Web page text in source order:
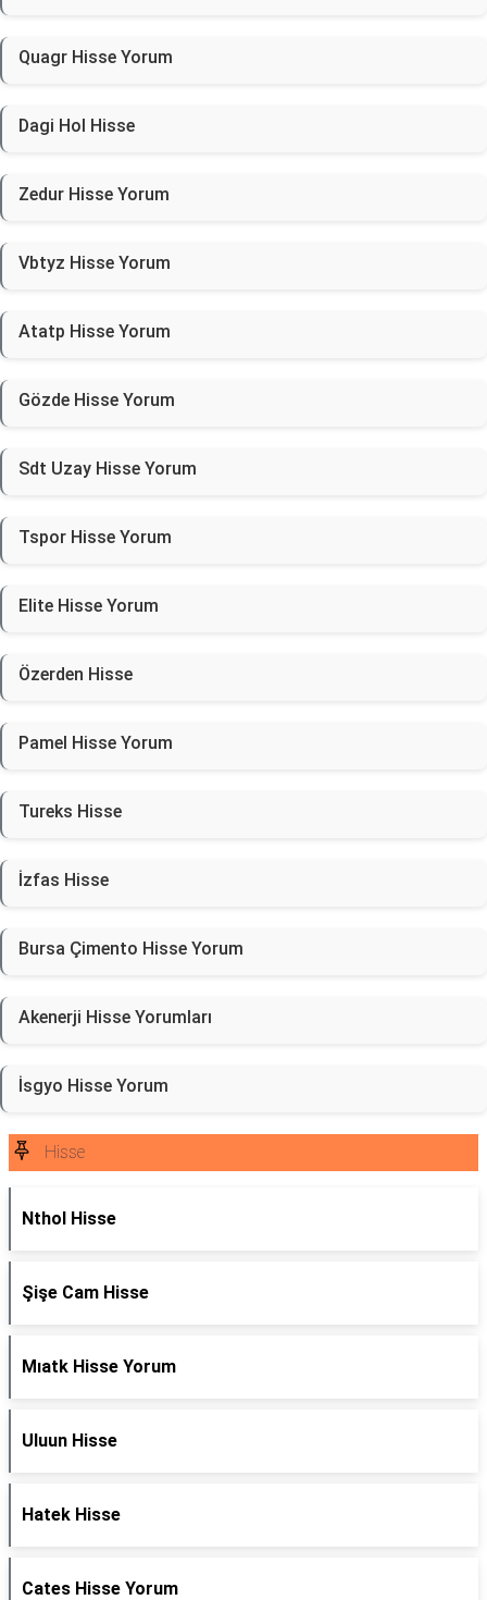
Quagr Hisse Yorum
Dagi Hol Hisse
Zedur Hisse Yorum
Vbtyz Hisse Yorum
Atatp Hisse Yorum
Gözde Hisse Yorum
Sdt Uzay Hisse Yorum
Tspor Hisse Yorum
Elite Hisse Yorum
Özerden Hisse
Pamel Hisse Yorum
Tureks Hisse
İzfas Hisse
Bursa Çimento Hisse Yorum
Akenerji Hisse Yorumları
İsgyo Hisse Yorum
Hisse
Nthol Hisse
Şişe Cam Hisse
Mıatk Hisse Yorum
Uluun Hisse
Hatek Hisse
Cates Hisse Yorum